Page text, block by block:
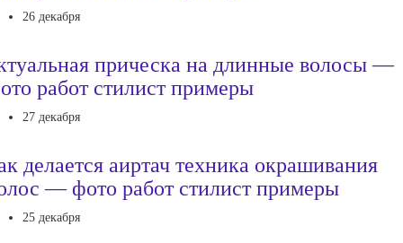
26 декабря
прическа на длинные волосы —
работ стилист примеры
27 декабря
делается аиртач техника окрашивания
— фото работ стилист примеры
25 декабря